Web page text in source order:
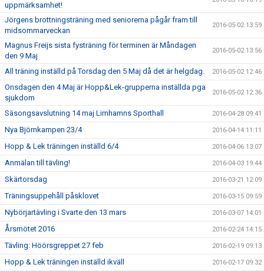
uppmärksamhet!
Jörgens brottningsträning med seniorerna pågår fram till
midsommarveckan
2016-05-02 13:59
Magnus Freijs sista fysträning för terminen är Måndagen
den 9 Maj
2016-05-02 13:56
All träning inställd på Torsdag den 5 Maj då det är helgdag. 2016-05-02 12:46
Onsdagen den 4 Maj är Hopp&Lek-grupperna inställda pga
sjukdom
2016-05-02 12:36
Säsongsavslutning 14 maj Limhamns Sporthall 2016-04-28 09:41
Nya Björnkampen 23/4 2016-04-14 11:11
Hopp & Lek träningen inställd 6/4 2016-04-06 13:07
Anmälan till tävling! 2016-04-03 19:44
Skärtorsdag 2016-03-21 12:09
Träningsuppehåll påsklovet 2016-03-15 09:59
Nybörjartävling i Svarte den 13 mars 2016-03-07 14:01
Årsmötet 2016 2016-02-24 14:15
Tävling: Höörsgreppet 27 feb 2016-02-19 09:13
Hopp & Lek träningen inställd ikväll 2016-02-17 09:32